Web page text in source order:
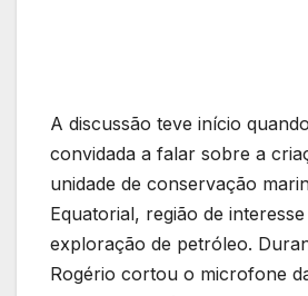
A discussão teve início
convidada a falar sobre a
unidade de conservação
Equatorial, região de
exploração de petróleo.
Rogério cortou o microfone